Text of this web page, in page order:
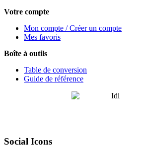
Votre compte
Mon compte / Créer un compte
Mes favoris
Boîte à outils
Table de conversion
Guide de référence
Social Icons